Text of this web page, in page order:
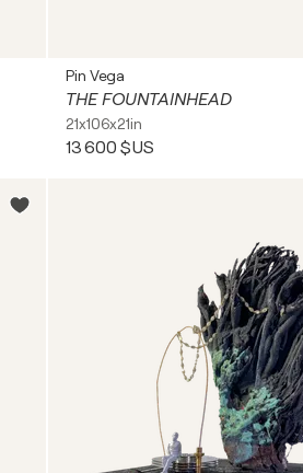
Pin Vega
THE FOUNTAINHEAD
21x106x21in
13 600 $US